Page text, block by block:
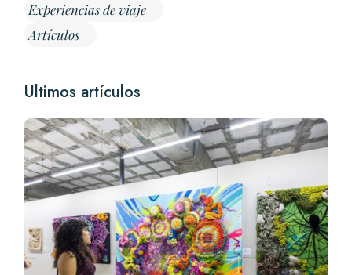
Experiencias de viaje
Artículos
Ultimos artículos